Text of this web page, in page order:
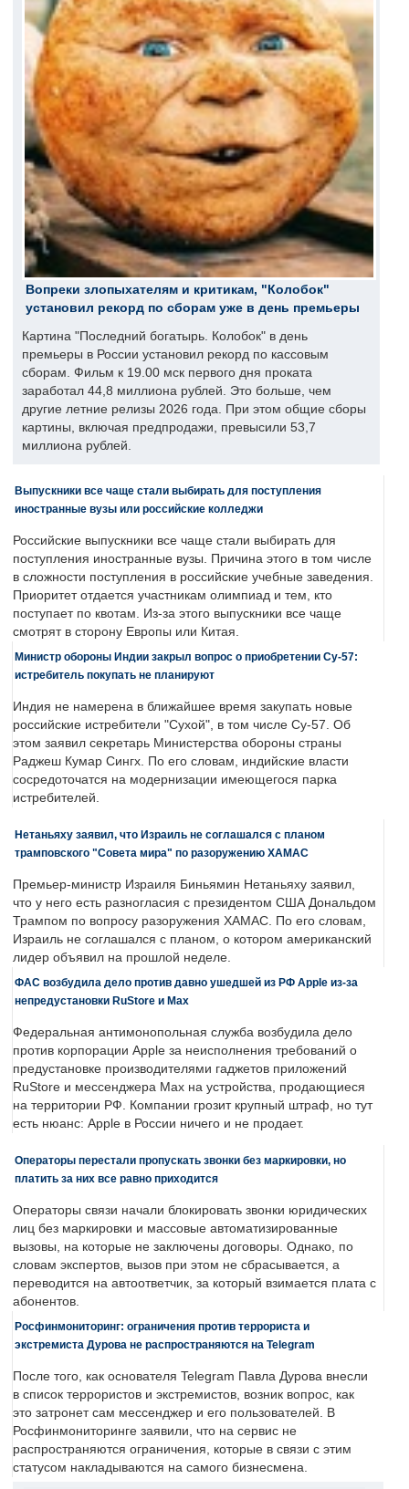
Вопреки злопыхателям и критикам, "Колобок"
установил рекорд по сборам уже в день премьеры
Картина "Последний богатырь. Колобок" в день
премьеры в России установил рекорд по кассовым
сборам. Фильм к 19.00 мск первого дня проката
заработал 44,8 миллиона рублей. Это больше, чем
другие летние релизы 2026 года. При этом общие сборы
картины, включая предпродажи, превысили 53,7
миллиона рублей.
Выпускники все чаще стали выбирать для поступления
иностранные вузы или российские колледжи
Российские выпускники все чаще стали выбирать для
поступления иностранные вузы. Причина этого в том числе
в сложности поступления в российские учебные заведения.
Приоритет отдается участникам олимпиад и тем, кто
поступает по квотам. Из-за этого выпускники все чаще
смотрят в сторону Европы или Китая.
Министр обороны Индии закрыл вопрос о приобретении Су-57:
истребитель покупать не планируют
Индия не намерена в ближайшее время закупать новые
российские истребители "Сухой", в том числе Су-57. Об
этом заявил секретарь Министерства обороны страны
Раджеш Кумар Сингх. По его словам, индийские власти
сосредоточатся на модернизации имеющегося парка
истребителей.
Нетаньяху заявил, что Израиль не соглашался с планом
трамповского "Совета мира" по разоружению ХАМАС
Премьер-министр Израиля Биньямин Нетаньяху заявил,
что у него есть разногласия с президентом США Дональдом
Трампом по вопросу разоружения ХАМАС. По его словам,
Израиль не соглашался с планом, о котором американский
лидер объявил на прошлой неделе.
ФАС возбудила дело против давно ушедшей из РФ Apple из-за
непредустановки RuStore и Max
Федеральная антимонопольная служба возбудила дело
против корпорации Apple за неисполнения требований о
предустановке производителями гаджетов приложений
RuStore и мессенджера Max на устройства, продающиеся
на территории РФ. Компании грозит крупный штраф, но тут
есть нюанс: Apple в России ничего и не продает.
Операторы перестали пропускать звонки без маркировки, но
платить за них все равно приходится
Операторы связи начали блокировать звонки юридических
лиц без маркировки и массовые автоматизированные
вызовы, на которые не заключены договоры. Однако, по
словам экспертов, вызов при этом не сбрасывается, а
переводится на автоответчик, за который взимается плата с
абонентов.
Росфинмониторинг: ограничения против террориста и
экстремиста Дурова не распространяются на Telegram
После того, как основателя Telegram Павла Дурова внесли
в список террористов и экстремистов, возник вопрос, как
это затронет сам мессенджер и его пользователей. В
Росфинмониторинге заявили, что на сервис не
распространяются ограничения, которые в связи с этим
статусом накладываются на самого бизнесмена.